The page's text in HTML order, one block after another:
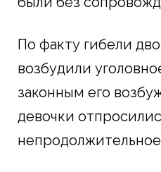
По факту гибели
возбудили
законным его
девочки